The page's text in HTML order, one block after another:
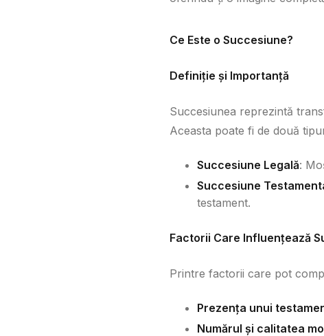
Ce Este o Succesiune?
Definiție și Importanță
Succesiunea reprezintă
Aceasta poate fi de două
Succesiune Legală:
Succesiune
testament.
Factorii Care Influențează
Printre factorii care pot
Prezența unui
Numărul și calitatea